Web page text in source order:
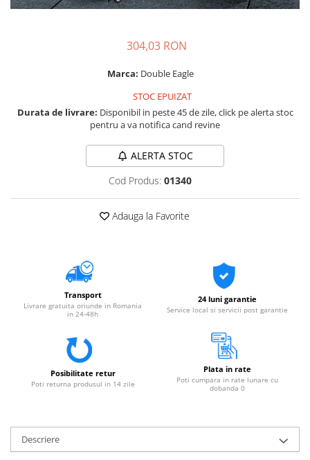
304,03 RON
Marca: Double Eagle
STOC EPUIZAT
Durata de livrare: Disponibil in peste 45 de zile, click pe alerta stoc
pentru a va notifica cand revine
ALERTA STOC
Cod Produs: 01340
Adauga la Favorite
Transport
Livrare gratuita oriunde in Romania
in 24-48h
24 luni garantie
Service local si servicii post garantie
Posibilitate retur
Poti returna produsul in 14 zile
Plata in rate
Poti cumpara in rate lunare cu
dobanda 0
Descriere